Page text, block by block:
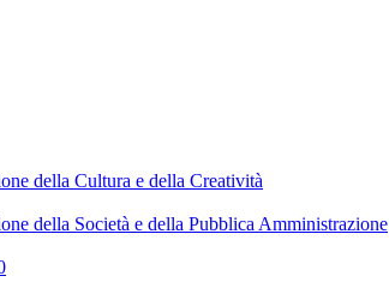
della Cultura e della Creatività
Società e della Pubblica Amministrazione